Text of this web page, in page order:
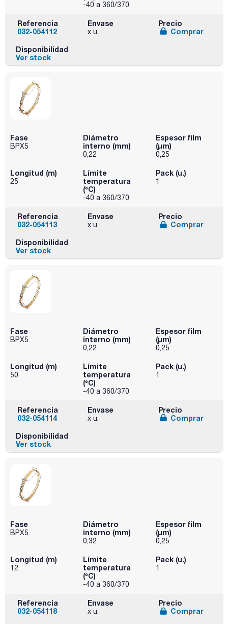
-40 a 360/370
Referencia
032-054112
Envase
x u.
Precio
Comprar
Disponibilidad
Ver stock
Fase
BPX5
Diámetro
interno (mm)
0,22
Espesor film
(µm)
0,25
Longitud (m)
25
Límite
temperatura
(ºC)
-40 a 360/370
Pack (u.)
1
Referencia
032-054113
Envase
x u.
Precio
Comprar
Disponibilidad
Ver stock
Fase
BPX5
Diámetro
interno (mm)
0,22
Espesor film
(µm)
0,25
Longitud (m)
50
Límite
temperatura
(ºC)
-40 a 360/370
Pack (u.)
1
Referencia
032-054114
Envase
x u.
Precio
Comprar
Disponibilidad
Ver stock
Fase
BPX5
Diámetro
interno (mm)
0,32
Espesor film
(µm)
0,25
Longitud (m)
12
Límite
temperatura
(ºC)
-40 a 360/370
Pack (u.)
1
Referencia
032-054118
Envase
x u.
Precio
Comprar